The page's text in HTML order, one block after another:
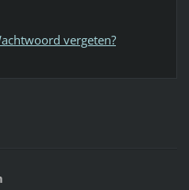
vergeten?